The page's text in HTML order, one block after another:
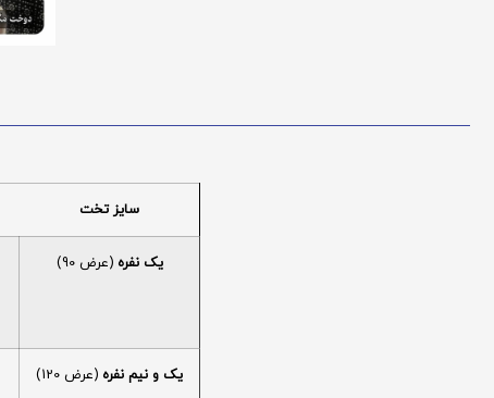
سایز تخت
یک نفره (عرض 90)
یک و نیم نفره (عرض 120)